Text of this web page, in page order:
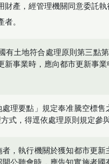
財產，經管理機關同意委託執
。
有土地符合處理原則第三點
新事業時，應向都市更新事
理要點」規定奉准騰空標
式，得逕依處理原則規定參
，執行機關於獲知都市更